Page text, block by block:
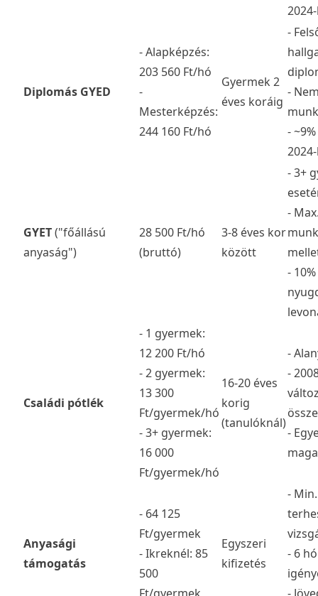
Diplomás GYED
- Alapképzés:
203 560 Ft/hó
-
Mesterképzés:
244 160 Ft/hó
Gyermek 2
éves koráig
-
-
-
GYET("főállású
anyaság")
28 500 Ft/hó
(bruttó)
3-8 éves kor
között
- 3+
-
- 10%
Családi pótlék
- 1 gyermek:
12 200 Ft/hó
- 2 gyermek:
13 300
Ft/gyermek/hó
- 3+ gyermek:
16 000
Ft/gyermek/hó
16-20 éves
korig
(tanulóknál)
-
-
-
Anyasági
támogatás
- 64 125
Ft/gyermek
- Ikreknél: 85
500
Egyszeri
kifizetés
-
- 6